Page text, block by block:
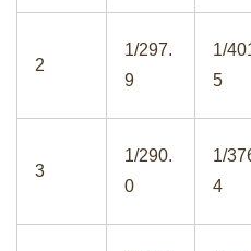
2
1/297.
9
1/
5
3
1/290.
0
1/
4